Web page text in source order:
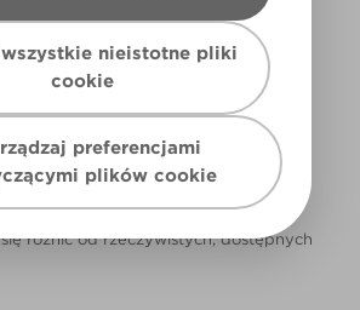
nieistotne pliki
cookie
preferencjami
plików cookie
KOLOR BĘDZIE
W TWOIM DOMU?
na monitorze i/lub kolory
różnić od rzeczywistych, dostępnych